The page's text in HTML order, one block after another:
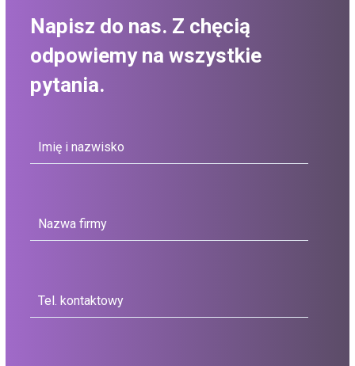
Napisz do nas. Z chęcią
odpowiemy na wszystkie
pytania.